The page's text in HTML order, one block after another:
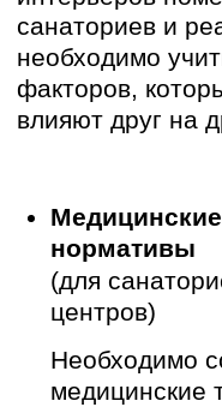
Психологическое
дизайна
Эргономика и
Интерьер должен
и безопасным для
независимо от их
высоту мебели,
наличие поручней и
обеспечивающих
комфорт.